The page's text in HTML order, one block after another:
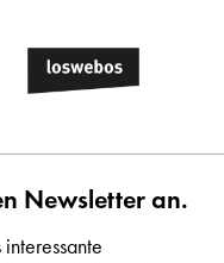
Newsletter an.